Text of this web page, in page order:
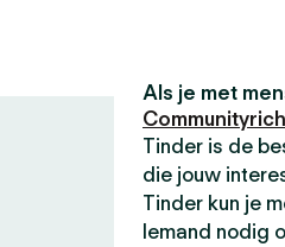
Als je met
Tinder is de
die jouw
Tinder kun je
Iemand nodig